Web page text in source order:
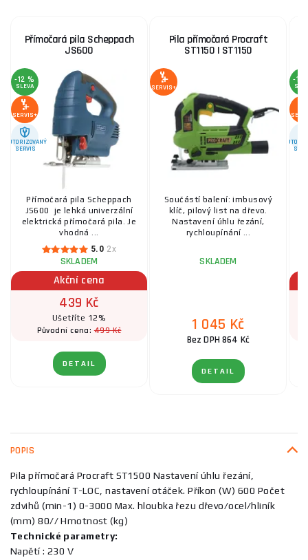
Přímočará pila Scheppach
JS600
-12 %
SLEVA
SERVIS+
AUTORIZOVANÝ
SERVIS
Přímočará pila Scheppach
JS600 je lehká univerzální
elektrická přímočará pila. Je
vhodná ...
5.0 2x
SKLADEM
Akční cena
439 Kč
Ušetříte 12%
Původní cena:499 Kč
DETAIL
Pila přímočará Procraft
ST1150 | ST1150
SERVIS+
Součástí balení: imbusový
klíč, pilový list na dřevo.
Nastavení úhlu řezání,
rychloupínání ...
SKLADEM
1 045 Kč
Bez DPH 864 Kč
DETAIL
-12
POPIS
Pila přímočará Procraft ST1500 Nastavení úhlu řezání,
rychloupínání T-LOC, nastavení otáček. Příkon (W) 600 Počet
zdvihů (min-1) 0-3000 Max. hloubka řezu dřevo/ocel/hliník
(mm) 80// Hmotnost (kg)
Technické parametry:
Napětí : 230 V